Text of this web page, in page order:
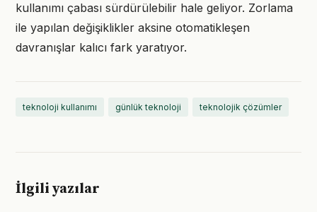
kullanımı çabası sürdürülebilir hale geliyor. Zorlama
ile yapılan değişiklikler aksine otomatikleşen
davranışlar kalıcı fark yaratıyor.
teknoloji kullanımı günlük teknoloji teknolojik çözümler
İlgili yazılar